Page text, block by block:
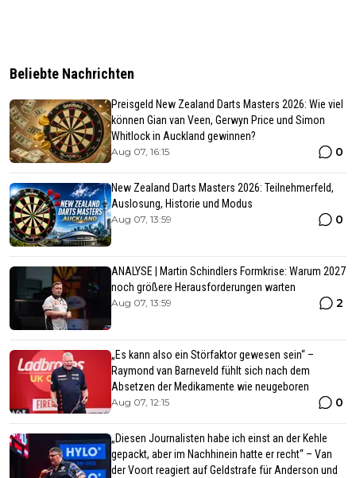
Beliebte Nachrichten
Preisgeld New Zealand Darts Masters 2026: Wie viel
können Gian van Veen, Gerwyn Price und Simon
Whitlock in Auckland gewinnen?
Aug 07, 16:15 0
New Zealand Darts Masters 2026: Teilnehmerfeld,
Auslosung, Historie und Modus
Aug 07, 13:59 0
ANALYSE | Martin Schindlers Formkrise: Warum 2027
noch größere Herausforderungen warten
Aug 07, 13:59 2
„Es kann also ein Störfaktor gewesen sein“ –
Raymond van Barneveld fühlt sich nach dem
Absetzen der Medikamente wie neugeboren
Aug 07, 12:15 0
„Diesen Journalisten habe ich einst an der Kehle
gepackt, aber im Nachhinein hatte er recht“ – Van
der Voort reagiert auf Geldstrafe für Anderson und